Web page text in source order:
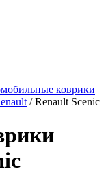
коврики
/ Renault Scenic